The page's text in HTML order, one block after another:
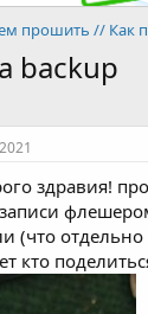
прошить // Как
backup
здравия!
(что отдельно
кто